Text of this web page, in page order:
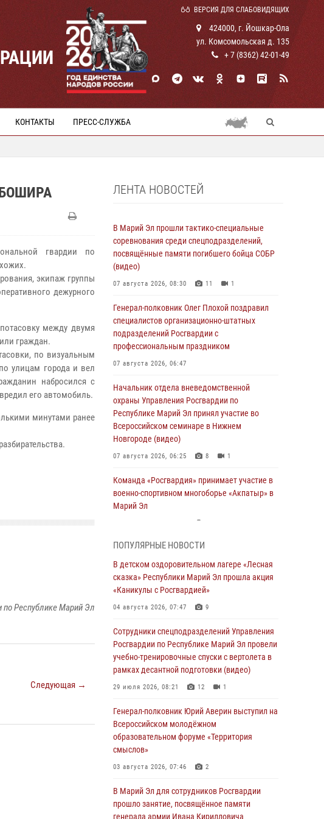
ВЕРСИЯ ДЛЯ СЛАБОВИДЯЩИХ
424000, г. Йошкар-Ола
ул. Комсомольская д. 135
+ 7 (8362) 42-01-49
КОНТАКТЫ ПРЕСС-СЛУЖБА
гвардии по
экипаж группы
дежурного
между двумя
граждан.
по визуальным
улицам города и вел
набросился с
его автомобиль.
минутами ранее
по Республике Марий Эл
Следующая →
ЛЕНТА НОВОСТЕЙ
В Марий Эл прошли тактико-специальные
соревнования среди спецподразделений,
посвящённые памяти погибшего бойца СОБР
(видео)
07 августа 2026, 08:30 11 1
Генерал-полковник Олег Плохой поздравил
специалистов организационно-штатных
подразделений Росгвардии с
профессиональным праздником
07 августа 2026, 06:47
Начальник отдела вневедомственной
охраны Управления Росгвардии по
Республике Марий Эл принял участие во
Всероссийском семинаре в Нижнем
Новгороде (видео)
07 августа 2026, 06:25 8 1
Команда «Росгвардия» принимает участие в
военно-спортивном многоборье «Акпатыр» в
Марий Эл
Представитель вневедомственной охраны
Управления Росгвардии по Республике
Марий Эл принял участие в учебно-
методическом сборе Росгвардии в Ижевске
06 августа 2026, 09:37 10
В Марий Эл сотрудники ЛРР Росгвардии за
прошедший месяц провели более 90
проверок мест хранения гражданского
06 августа 2026, 08:00
В Марий Эл сотрудники вневедомственной
охраны Росгвардии за прошедший месяц
задержали 19 нарушителей
05 августа 2026, 09:44
прошло занятие, посвящённое памяти
генерала армии Ивана Кирилловича
ПОПУЛЯРНЫЕ НОВОСТИ
В детском оздоровительном лагере «Лесная
сказка» Республики Марий Эл прошла акция
«Каникулы с Росгвардией»
04 августа 2026, 07:47 9
Сотрудники спецподразделений Управления
Росгвардии по Республике Марий Эл провели
учебно-тренировочные спуски с вертолета в
рамках десантной подготовки (видео)
29 июля 2026, 08:21 12 1
Генерал-полковник Юрий Аверин выступил на
Всероссийском молодёжном
образовательном форуме «Территория
смыслов»
03 августа 2026, 07:46 2
В Марий Эл для сотрудников Росгвардии
прошло занятие, посвящённое памяти
генерала армии Ивана Кирилловича